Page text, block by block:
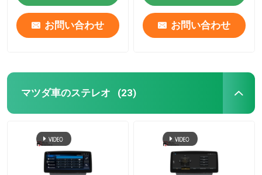
お問い合わせ お問い合わせ
マツダ車のステレオ (23)